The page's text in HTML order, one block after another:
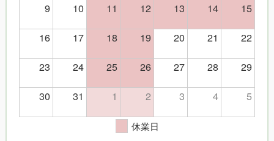
9
10 11 12 13 14
15
16
17 18 19 20 21
22
23
24 25 26 27 28
29
30
31 1 2 3 4 5
休業日